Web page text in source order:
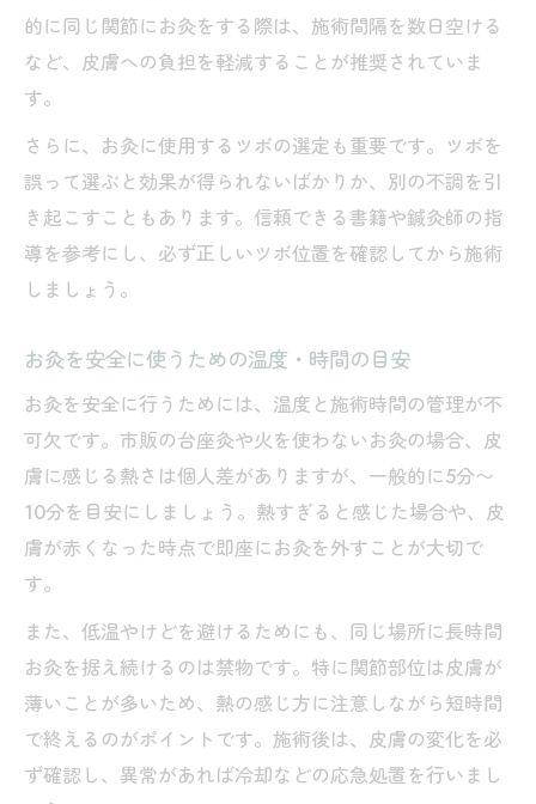
的に同じ関節にお灸をする際は、施術間隔を数日空ける
など、皮膚への負担を軽減することが推奨されていま
す。
さらに、お灸に使用するツボの選定も重要です。ツボを
誤って選ぶと効果が得られないばかりか、別の不調を引
き起こすこともあります。信頼できる書籍や鍼灸師の指
導を参考にし、必ず正しいツボ位置を確認してから施術
しましょう。
お灸を安全に使うための温度・時間の目安
お灸を安全に行うためには、温度と施術時間の管理が不
可欠です。市販の台座灸や火を使わないお灸の場合、皮
膚に感じる熱さは個人差がありますが、一般的に5分〜
10分を目安にしましょう。熱すぎると感じた場合や、皮
膚が赤くなった時点で即座にお灸を外すことが大切で
す。
また、低温やけどを避けるためにも、同じ場所に長時間
お灸を据え続けるのは禁物です。特に関節部位は皮膚が
薄いことが多いため、熱の感じ方に注意しながら短時間
で終えるのがポイントです。施術後は、皮膚の変化を必
ず確認し、異常があれば冷却などの応急処置を行いまし